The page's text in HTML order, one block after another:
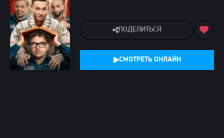
ПОДЕЛИТЬСЯ
СМОТРЕТЬ ОНЛАЙН